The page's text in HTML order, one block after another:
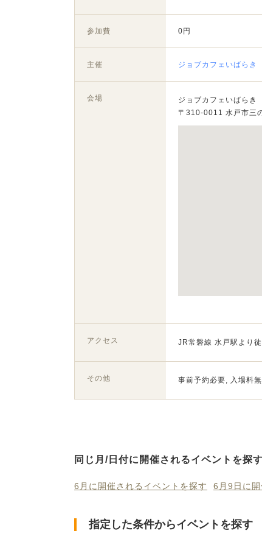
参加費 0円
主催 ジョブカフェいばらき
会場
ジョブカフェいばらき
〒310-0011 水戸市三
アクセス JR常磐線 水戸駅より
その他 事前予約必要, 入場料
同じ月/日付に開催されるイベントを探す
6月に開催されるイベントを探す 6月9日に
指定した条件からイベントを探す